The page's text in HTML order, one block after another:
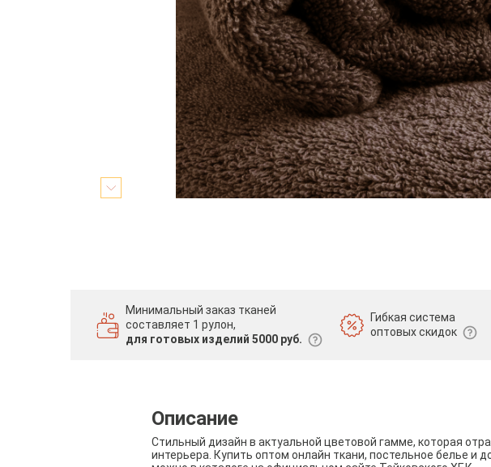
Минимальный заказ тканей
составляет 1 рулон,
для готовых изделий 5000 руб.
Гибкая система
оптовых скидок
Описание
Стильный дизайн в актуальной цветовой гамме, которая
интерьера. Купить оптом онлайн ткани, постельное белье и